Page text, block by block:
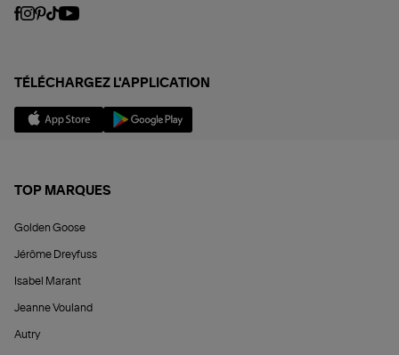
TÉLÉCHARGEZ L'APPLICATION
TOP MARQUES
Golden Goose
Jérôme Dreyfuss
Isabel Marant
Jeanne Vouland
Autry